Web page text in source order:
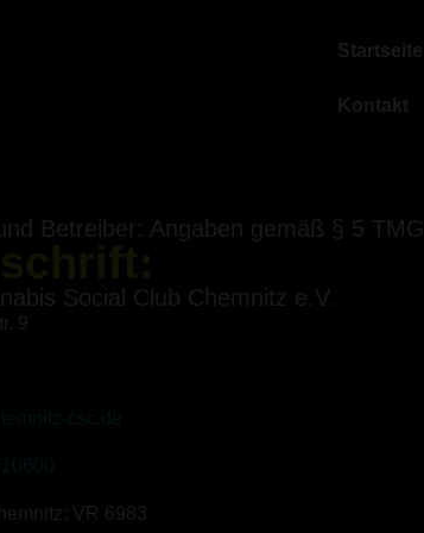
Startseite
Kontakt
Betreiber: Angaben gemäß § 5 TMG
Social Club Chemnitz e.V.
9
VR 6983